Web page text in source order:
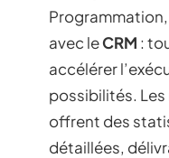
avec leCRM :
accélérer
possibilités.
offrent des
détaillées,